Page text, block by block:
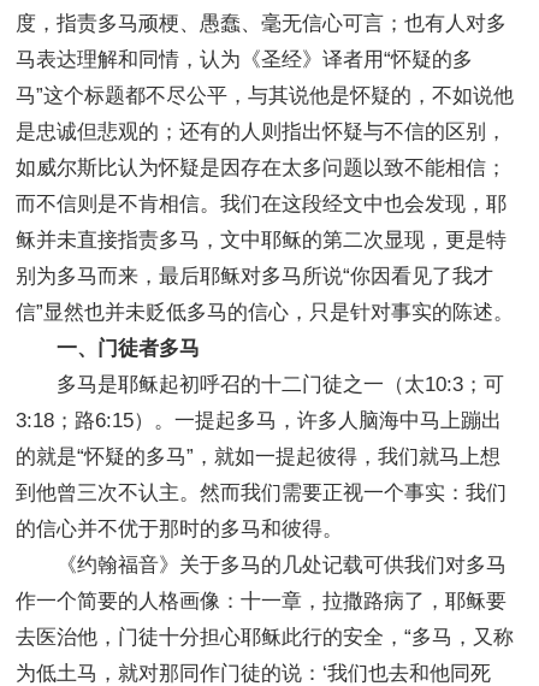
度，指责多马顽梗、愚蠢、毫无信心可言；也有人对多
马表达理解和同情，认为《圣经》译者用“怀疑的多
马”这个标题都不尽公平，与其说他是怀疑的，不如说他
是忠诚但悲观的；还有的人则指出怀疑与不信的区别，
如威尔斯比认为怀疑是因存在太多问题以致不能相信；
而不信则是不肯相信。我们在这段经文中也会发现，耶
稣并未直接指责多马，文中耶稣的第二次显现，更是特
别为多马而来，最后耶稣对多马所说“你因看见了我才
信”显然也并未贬低多马的信心，只是针对事实的陈述。
一、门徒者多马
多马是耶稣起初呼召的十二门徒之一（太10:3；可
3:18；路6:15）。一提起多马，许多人脑海中马上蹦出
的就是“怀疑的多马”，就如一提起彼得，我们就马上想
到他曾三次不认主。然而我们需要正视一个事实：我们
的信心并不优于那时的多马和彼得。
《约翰福音》关于多马的几处记载可供我们对多马
作一个简要的人格画像：十一章，拉撒路病了，耶稣要
去医治他，门徒十分担心耶稣此行的安全，“多马，又称
为低土马，就对那同作门徒的说：‘我们也去和他同死